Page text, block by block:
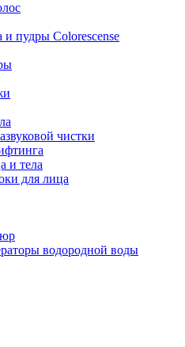
и пудры Colorescense
чистки
и тела
для лица
водородной воды